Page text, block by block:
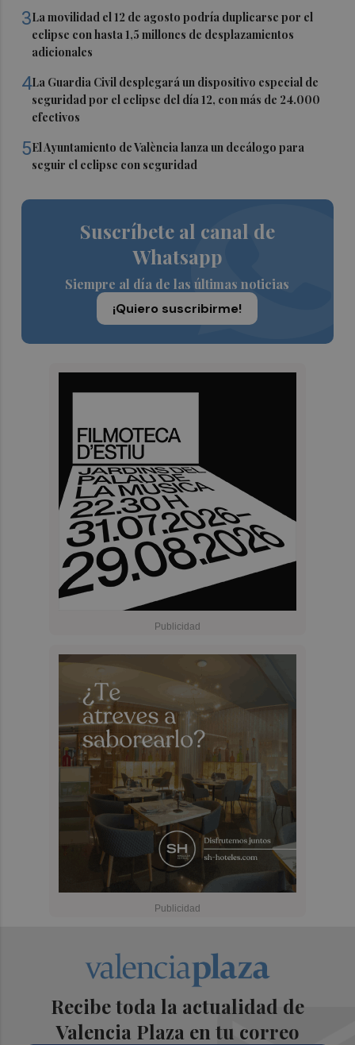
3La movilidad el 12 de agosto podría duplicarse por el
eclipse con hasta 1,5 millones de desplazamientos
adicionales
4La Guardia Civil desplegará un dispositivo especial de
seguridad por el eclipse del día 12, con más de 24.000
efectivos
5El Ayuntamiento de València lanza un decálogo para
seguir el eclipse con seguridad
Suscríbete al canal de
Whatsapp
Siempre al día de las últimas noticias
¡Quiero suscribirme!
Recibe toda la actualidad de
Valencia Plaza en tu correo